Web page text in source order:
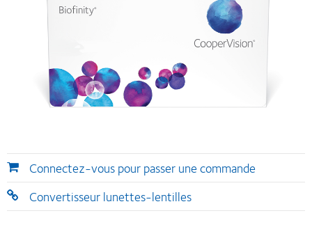
Connectez-vous pour passer une commande
Convertisseur lunettes-lentilles